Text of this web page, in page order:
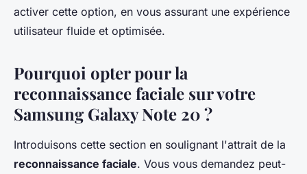
activer cette option, en vous assurant une expérience
utilisateur fluide et optimisée.
Pourquoi opter pour la
reconnaissance faciale sur votre
Samsung Galaxy Note 20 ?
Introduisons cette section en soulignant l'attrait de la
reconnaissance faciale. Vous vous demandez peut-